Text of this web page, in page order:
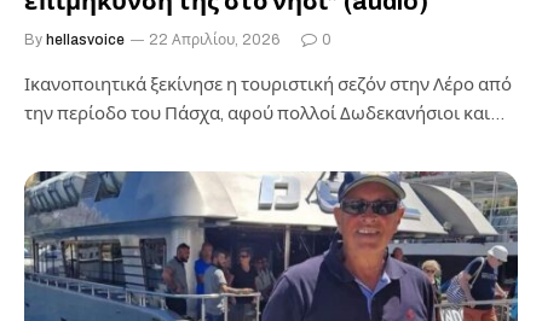
By hellasvoice 22 Απριλίου, 2026 0
Ικανοποιητικά ξεκίνησε η τουριστική σεζόν στην Λέρο από
την περίοδο του Πάσχα, αφού πολλοί Δωδεκανήσιοι και